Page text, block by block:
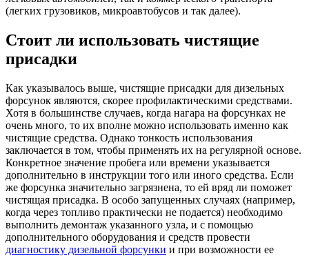
(легких грузовиков, микроавтобусов и так далее).
Стоит ли использовать чистящие
присадки
Как указывалось выше, чистящие присадки для дизельных
форсунок являются, скорее профилактическими средствами.
Хотя в большинстве случаев, когда нагара на форсунках не
очень много, то их вполне можно использовать именно как
чистящие средства. Однако тонкость использования
заключается в том, чтобы применять их на регулярной основе.
Конкретное значение пробега или времени указывается
дополнительно в инструкции того или иного средства. Если
же форсунка значительно загрязнена, то ей вряд ли поможет
чистящая присадка. В особо запущенных случаях (например,
когда через топливо практически не подается) необходимо
выполнить демонтаж указанного узла, и с помощью
дополнительного оборудования и средств провести
диагностику дизельной форсунки и при возможности ее